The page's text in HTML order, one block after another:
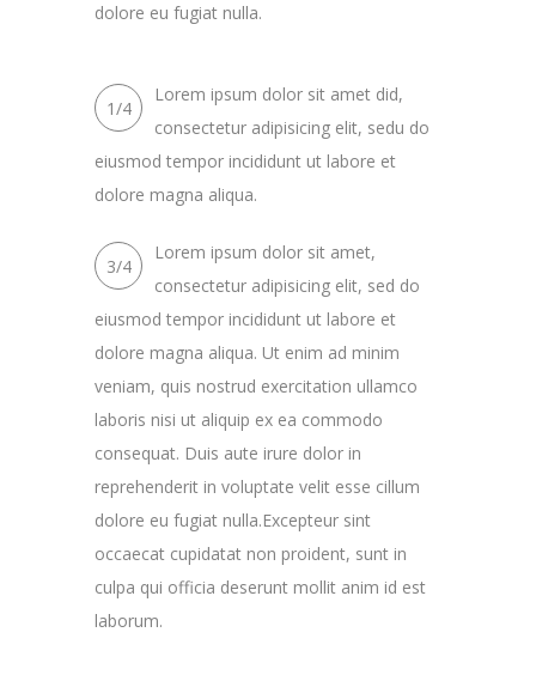
dolore eu fugiat nulla.
1/4
Lorem ipsum dolor sit amet did,
consectetur adipisicing elit, sedu do
eiusmod tempor incididunt ut labore et
dolore magna aliqua.
3/4
Lorem ipsum dolor sit amet,
consectetur adipisicing elit, sed do
eiusmod tempor incididunt ut labore et
dolore magna aliqua. Ut enim ad minim
veniam, quis nostrud exercitation ullamco
laboris nisi ut aliquip ex ea commodo
consequat. Duis aute irure dolor in
reprehenderit in voluptate velit esse cillum
dolore eu fugiat nulla.Excepteur sint
occaecat cupidatat non proident, sunt in
culpa qui officia deserunt mollit anim id est
laborum.